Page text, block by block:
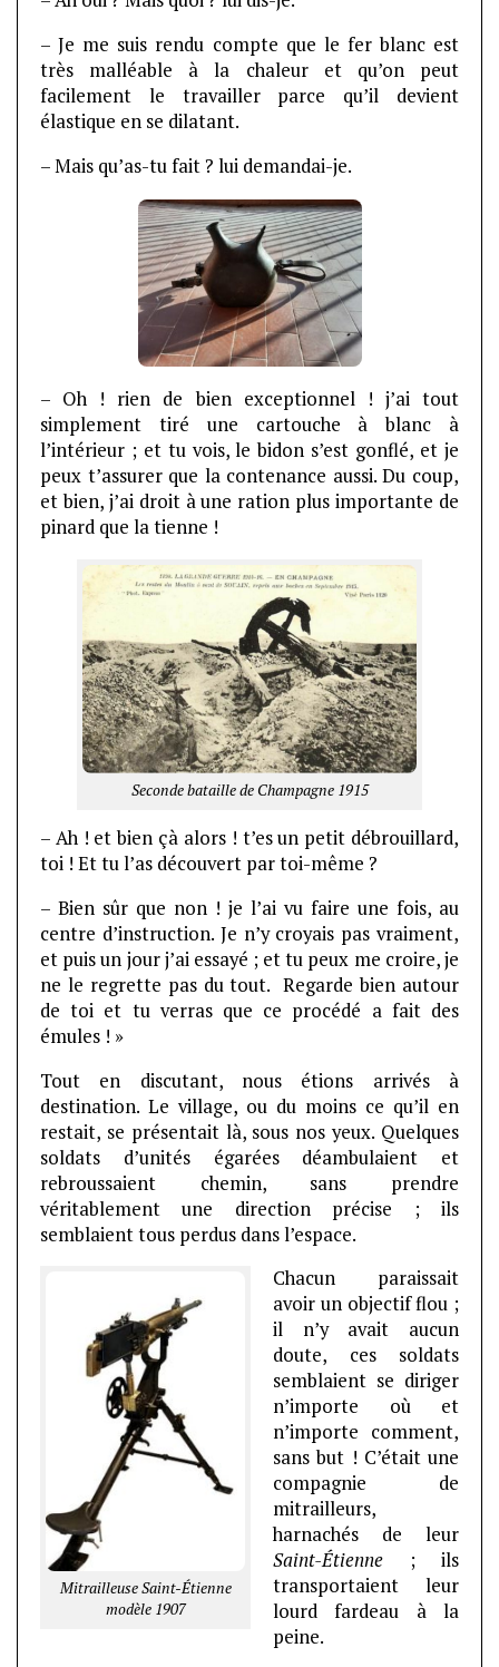
– Je me suis rendu compte que le fer blanc est
très malléable à la chaleur et qu’on peut
facilement le travailler parce qu’il devient
élastique en se dilatant.
– Mais qu’as-tu fait ? lui demandai-je.
– Oh ! rien de bien exceptionnel ! j’ai tout
simplement tiré une cartouche à blanc à
l’intérieur ; et tu vois, le bidon s’est gonflé, et je
peux t’assurer que la contenance aussi. Du coup,
et bien, j’ai droit à une ration plus importante de
pinard que la tienne !
Seconde bataille de Champagne 1915
– Ah ! et bien çà alors ! t’es un petit débrouillard,
toi ! Et tu l’as découvert par toi-même ?
– Bien sûr que non ! je l’ai vu faire une fois, au
centre d’instruction. Je n’y croyais pas vraiment,
et puis un jour j’ai essayé ; et tu peux me croire, je
ne le regrette pas du tout. Regarde bien autour
de toi et tu verras que ce procédé a fait des
émules ! »
Tout en discutant, nous étions arrivés à
destination. Le village, ou du moins ce qu’il en
restait, se présentait là, sous nos yeux. Quelques
soldats d’unités égarées déambulaient et
rebroussaient chemin, sans prendre
véritablement une direction précise ; ils
semblaient tous perdus dans l’espace.
Mitrailleuse Saint-Étienne
modèle 1907
Chacun paraissait
avoir un objectif flou ;
il n’y avait aucun
doute, ces soldats
semblaient se diriger
n’importe où et
n’importe comment,
sans but ! C’était une
compagnie de
mitrailleurs,
harnachés de leur
Saint-Étienne
; ils
transportaient leur
lourd fardeau à la
peine.